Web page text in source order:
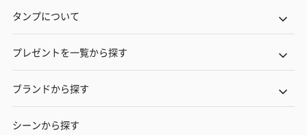
タンプについて
プレゼントを一覧から探す
ブランドから探す
シーンから探す